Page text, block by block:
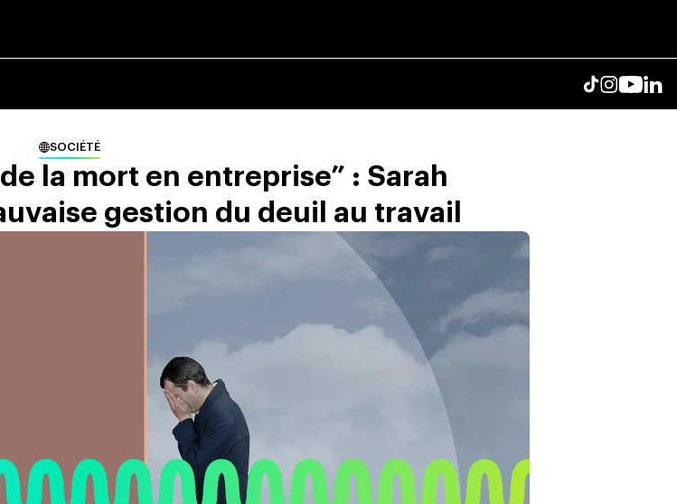
SOCIÉTÉ
la mort en entreprise” : Sarah
gestion du deuil au travail